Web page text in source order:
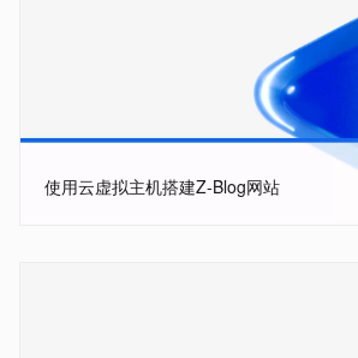
使用云虚拟主机搭建Z-Blog网站